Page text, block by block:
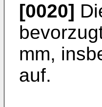
[0020]
mm,
auf.